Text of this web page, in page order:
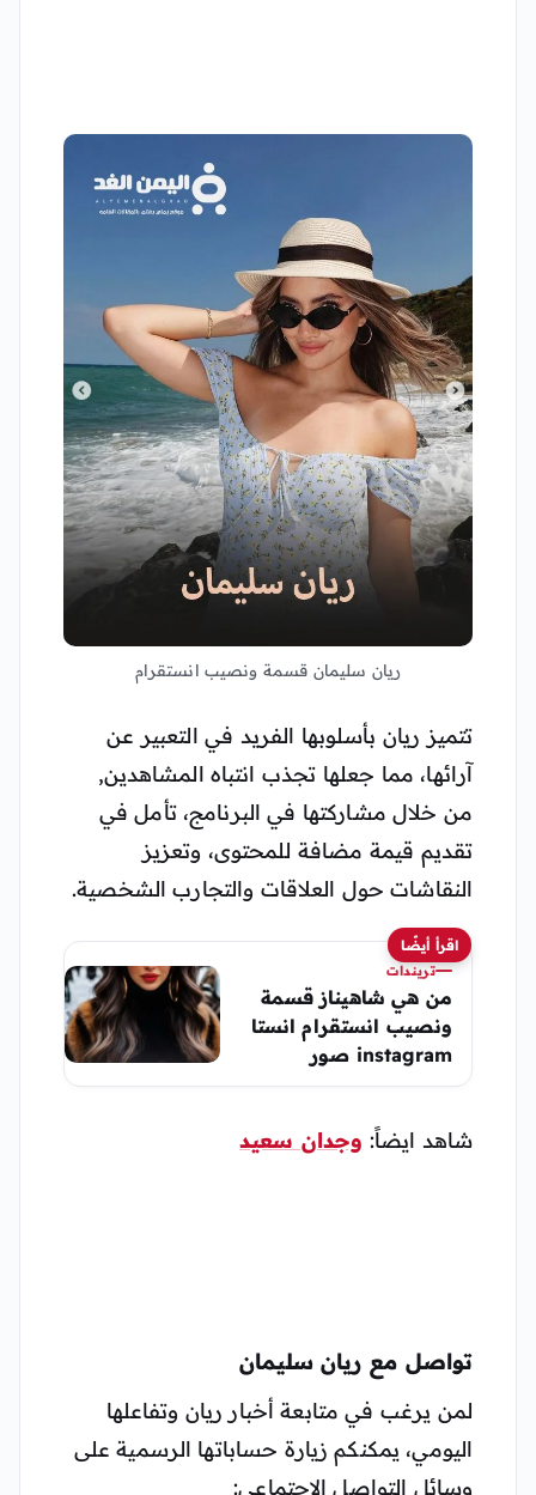
ريان سليمان قسمة ونصيب انستقرام
تتميز ريان بأسلوبها الفريد في التعبير عن
آرائها، مما جعلها تجذب انتباه المشاهدين,
من خلال مشاركتها في البرنامج، تأمل في
تقديم قيمة مضافة للمحتوى، وتعزيز
النقاشات حول العلاقات والتجارب الشخصية.
اقرأ أيضًا
تريندات
من هي شاهيناز قسمة
ونصيب انستقرام انستا
instagram صور
شاهيناز
شاهد ايضاً: وجدان سعيد
تواصل مع ريان سليمان
لمن يرغب في متابعة أخبار ريان وتفاعلها
اليومي، يمكنكم زيارة حساباتها الرسمية على
وسائل التواصل الاجتماعي: